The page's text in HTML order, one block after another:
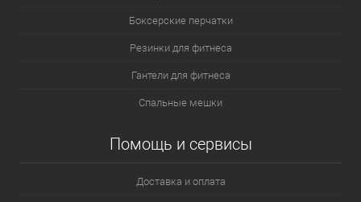
Боксерские перчатки
Резинки для фитнеса
Гантели для фитнеса
Спальные мешки
Помощь и сервисы
Доставка и оплата